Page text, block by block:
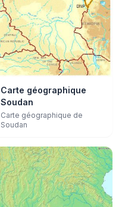
Carte géographique
Soudan
Carte géographique de
Soudan